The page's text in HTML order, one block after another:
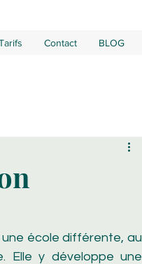
Contact BLOG
école différente, au
Elle y développe une